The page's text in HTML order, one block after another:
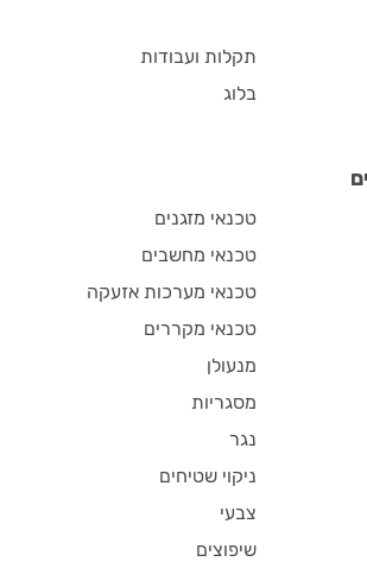
תקלות ועבודות
בלוג
טכנאי מזגנים
טכנאי מחשבים
טכנאי מערכות אזעקה
טכנאי מקררים
מנעולן
מסגריות
נגר
ניקוי שטיחים
צבעי
שיפוצים